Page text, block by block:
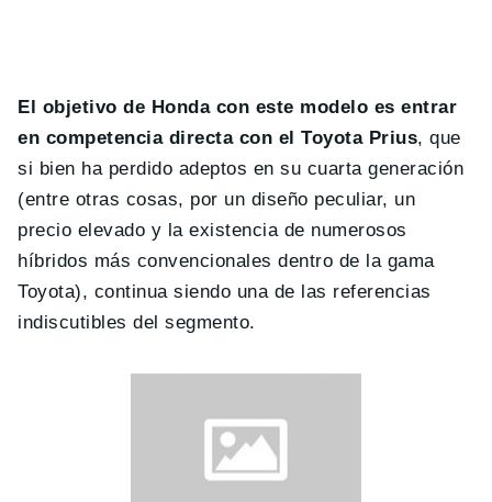
El objetivo de Honda con este modelo es entrar
en competencia directa con el Toyota Prius, que
si bien ha perdido adeptos en su cuarta generación
(entre otras cosas, por un diseño peculiar, un
precio elevado y la existencia de numerosos
híbridos más convencionales dentro de la gama
Toyota), continua siendo una de las referencias
indiscutibles del segmento.